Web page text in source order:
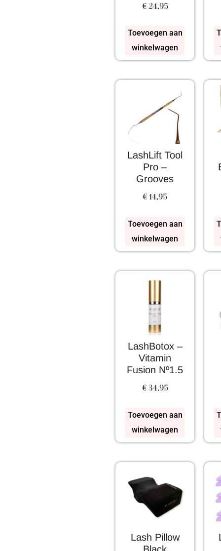
€24,95
Toevoegen aan
winkelwagen
LashLift Tool
Pro –
Grooves
€14,95
Toevoegen aan
winkelwagen
LashBotox –
Vitamin
Fusion Nº1.5
€34,95
Toevoegen aan
winkelwagen
Lash Pillow
Black